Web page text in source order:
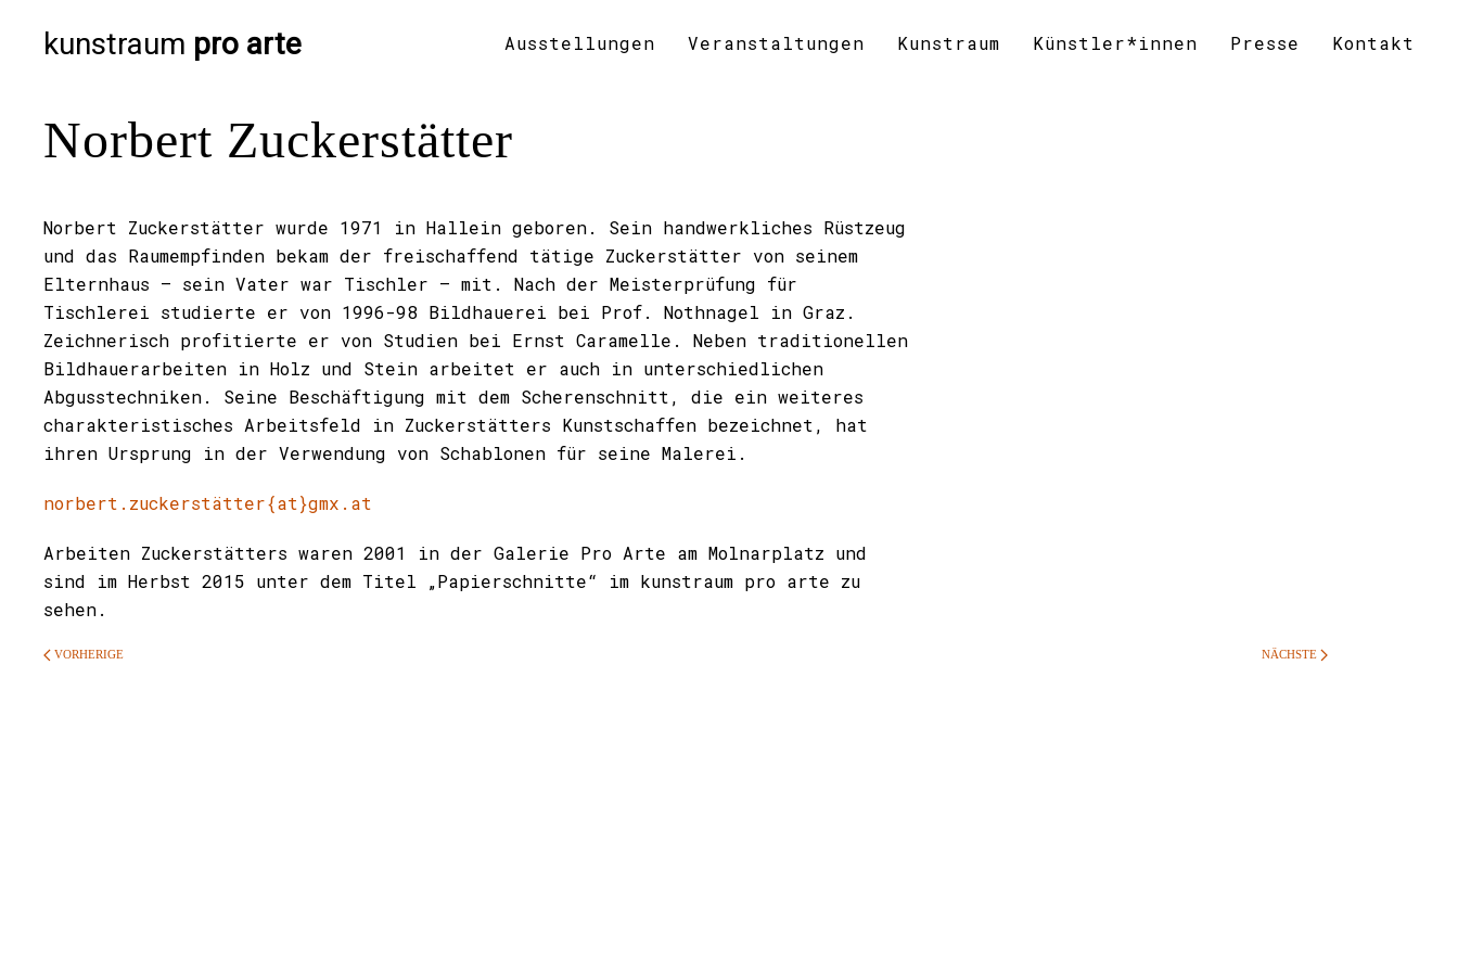
kunstraum pro arte Ausstellungen Veranstaltungen Kunstraum Künstler*innen Presse Kontakt
Norbert Zuckerstätter
Norbert Zuckerstätter wurde 1971 in Hallein geboren. Sein handwerkliches Rüstzeug
und das Raumempfinden bekam der freischaffend tätige Zuckerstätter von seinem
Elternhaus – sein Vater war Tischler – mit. Nach der Meisterprüfung für
Tischlerei studierte er von 1996-98 Bildhauerei bei Prof. Nothnagel in Graz.
Zeichnerisch profitierte er von Studien bei Ernst Caramelle. Neben traditionellen
Bildhauerarbeiten in Holz und Stein arbeitet er auch in unterschiedlichen
Abgusstechniken. Seine Beschäftigung mit dem Scherenschnitt, die ein weiteres
charakteristisches Arbeitsfeld in Zuckerstätters Kunstschaffen bezeichnet, hat
ihren Ursprung in der Verwendung von Schablonen für seine Malerei.
norbert.zuckerstätter{at}gmx.at
Arbeiten Zuckerstätters waren 2001 in der Galerie Pro Arte am Molnarplatz und
sind im Herbst 2015 unter dem Titel „Papierschnitte“ im kunstraum pro arte zu
sehen.
VORHERIGE NÄCHSTE